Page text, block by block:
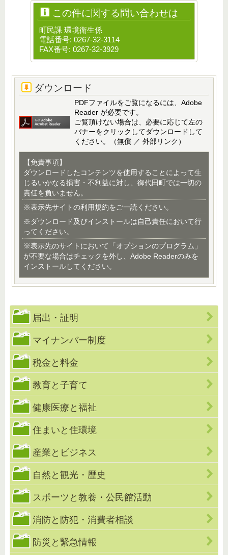
この件に関する問い合わせは
町民課 環境衛生係
電話番号: 0267-32-3114
FAX番号: 0267-32-3929
ダウンロード
PDFファイルをご覧になるには、Adobe
Reader が必要です。
ご覧頂けない場合は、必要に応じて左の
バナーをクリックしてダウンロードして
ください。（無償 ／ 外部リンク）
【免責事項】
ダウンロードしたコンテンツを使用することによって生
じるいかなる損害・不利益に対し、御代田町では一切の
責任を負いません。
※表示先サイトの利用規約をご一読ください。
※ダウンロード及びインストールは自己責任において行
ってください。
※表示先のサイトにおいて「オプションのプログラム」
が不要な場合はチェックを外し、Adobe Readerのみを
インストールしてください。
届出・証明
マイナンバー制度
税金と料金
教育と子育て
健康医療と福祉
住まいと住環境
産業とビジネス
自然と観光・歴史
スポーツと教養・公民館活動
消防と防犯・消費者相談
防災と緊急情報